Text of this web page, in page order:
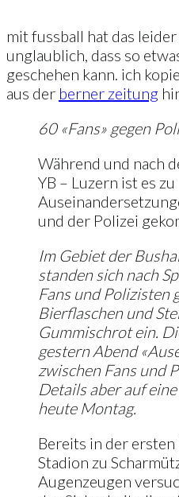
mit fussball hat das
unglaublich, dass so
geschehen kann. ich
aus der berner zeitung
60 «Fans» gegen
Während und nach
YB – Luzern ist es zu
und der Polizei
Im Gebiet der
standen sich nach
Fans und Polizisten
Bierflaschen und
Gummischrot ein.
gestern Abend
zwischen Fans und
Details aber auf
heute Montag.
Bereits in der
Stadion zu
Augenzeugen